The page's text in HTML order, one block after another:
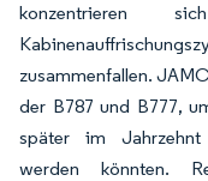
konzentrieren
zusammenfallen.
der B787 und B777,
später im Jahrzehnt
werden könnten.